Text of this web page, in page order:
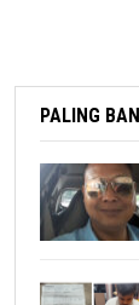
PALING